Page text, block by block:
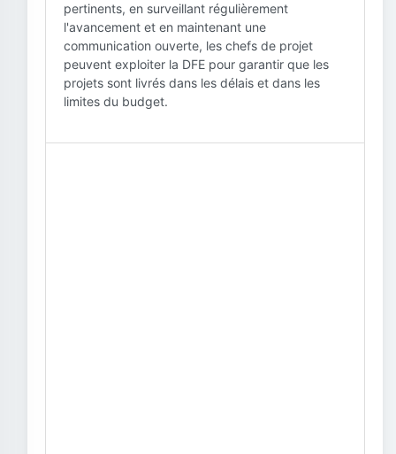
pertinents, en surveillant régulièrement
l'avancement et en maintenant une
communication ouverte, les chefs de projet
peuvent exploiter la DFE pour garantir que les
projets sont livrés dans les délais et dans les
limites du budget.